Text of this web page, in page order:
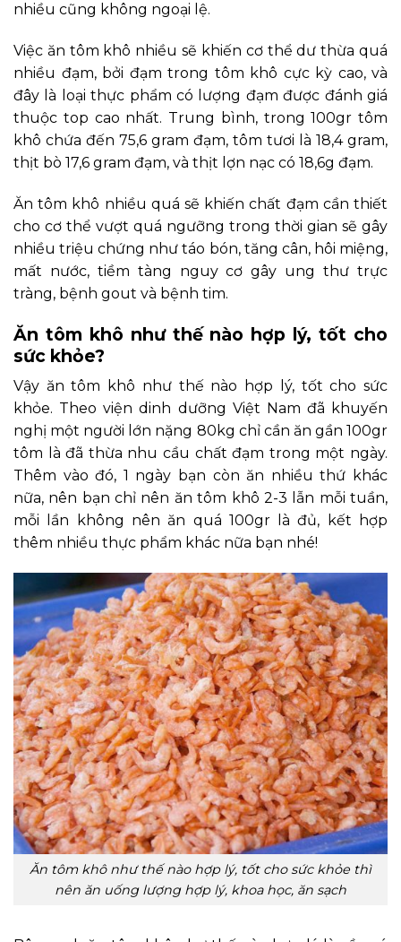
nhiều cũng không ngoại lệ.
Việc ăn tôm khô nhiều sẽ khiến cơ thể dư thừa quá
nhiều đạm, bởi đạm trong tôm khô cực kỳ cao, và
đây là loại thực phẩm có lượng đạm được đánh giá
thuộc top cao nhất. Trung bình, trong 100gr tôm
khô chứa đến 75,6 gram đạm, tôm tươi là 18,4 gram,
thịt bò 17,6 gram đạm, và thịt lợn nạc có 18,6g đạm.
Ăn tôm khô nhiều quá sẽ khiến chất đạm cần thiết
cho cơ thể vượt quá ngưỡng trong thời gian sẽ gây
nhiều triệu chứng như táo bón, tăng cân, hôi miệng,
mất nước, tiềm tàng nguy cơ gây ung thư trực
tràng, bệnh gout và bệnh tim.
Ăn tôm khô như thế nào hợp lý, tốt cho
sức khỏe?
Vậy ăn tôm khô như thế nào hợp lý, tốt cho sức
khỏe. Theo viện dinh dưỡng Việt Nam đã khuyến
nghị một người lớn nặng 80kg chỉ cần ăn gần 100gr
tôm là đã thừa nhu cầu chất đạm trong một ngày.
Thêm vào đó, 1 ngày bạn còn ăn nhiều thứ khác
nữa, nên bạn chỉ nên ăn tôm khô 2-3 lẫn mỗi tuần,
mỗi lần không nên ăn quá 100gr là đủ, kết hợp
thêm nhiều thực phẩm khác nữa bạn nhé!
Ăn tôm khô như thế nào hợp lý, tốt cho sức khỏe thì
nên ăn uống lượng hợp lý, khoa học, ăn sạch